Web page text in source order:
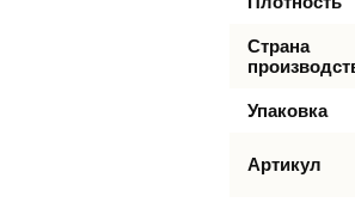
Страна
Упаковка
Артикул